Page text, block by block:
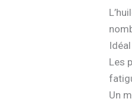
Les
Un